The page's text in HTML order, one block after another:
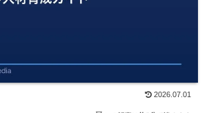
2026.07.01